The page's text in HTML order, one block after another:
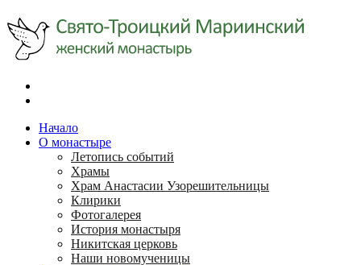
Начало
О монастыре
Летопись событий
Храмы
Храм Анастасии Узорешительницы
Клирики
Фотогалерея
История монастыря
Никитская церковь
Наши новомученицы